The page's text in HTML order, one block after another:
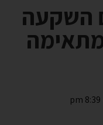
השקעה
8:39 pm